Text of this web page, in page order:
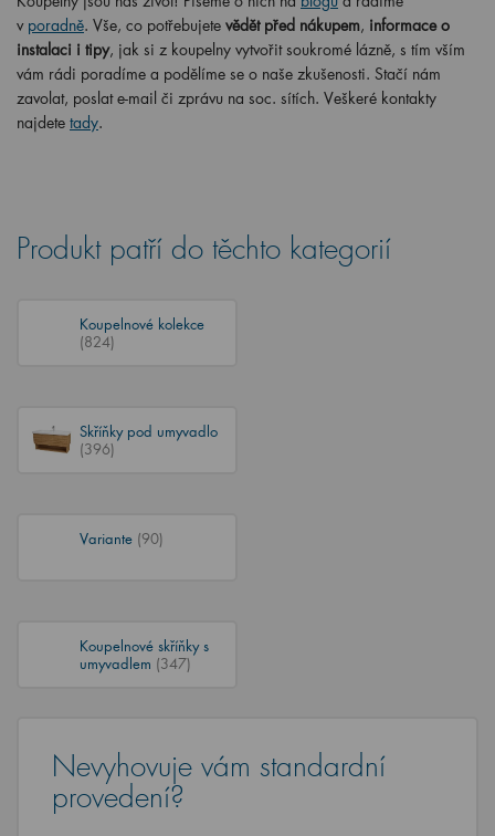
v poradně. Vše, co potřebujete vědět před nákupem, informace o
instalaci i tipy, jak si z koupelny vytvořit soukromé lázně, s tím vším
vám rádi poradíme a podělíme se o naše zkušenosti. Stačí nám
zavolat, poslat e-mail či zprávu na soc. sítích. Veškeré kontakty
najdete tady.
Produkt patří do těchto kategorií
Koupelnové kolekce
(824)
Skříňky pod umyvadlo
(396)
Variante (90)
Koupelnové skříňky s
umyvadlem (347)
Nevyhovuje vám standardní
provedení?